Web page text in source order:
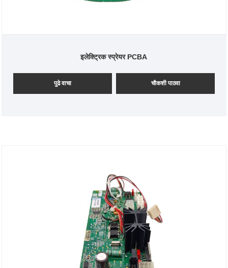
इलेक्ट्रिक स्प्रेयर PCBA
पुढे वाचा चौकशी पाठवा